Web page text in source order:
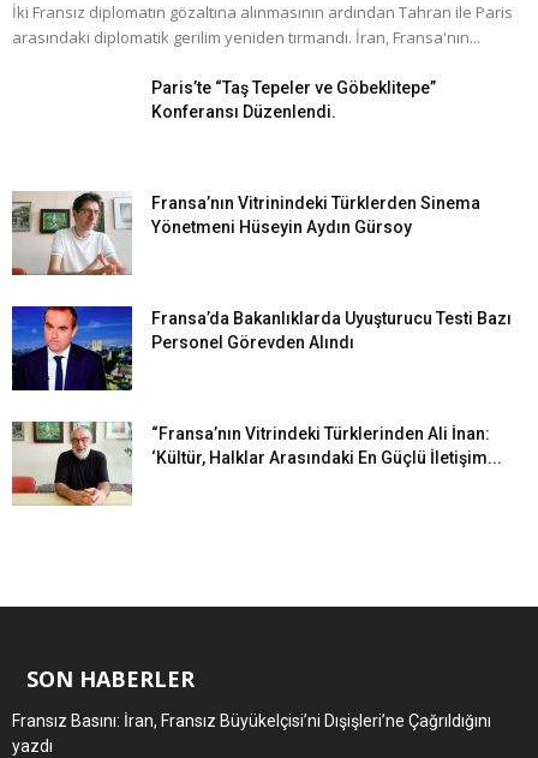
İki Fransız diplomatın gözaltına alınmasının ardından Tahran ile Paris
arasındaki diplomatik gerilim yeniden tırmandı. İran, Fransa'nın...
Paris’te “Taş Tepeler ve Göbeklitepe”
Konferansı Düzenlendi.
Fransa’nın Vitrinindeki Türklerden Sinema
Yönetmeni Hüseyin Aydın Gürsoy
Fransa’da Bakanlıklarda Uyuşturucu Testi Bazı
Personel Görevden Alındı
“Fransa’nın Vitrindeki Türklerinden Ali İnan:
‘Kültür, Halklar Arasındaki En Güçlü İletişim...
SON HABERLER
Fransız Basını: İran, Fransız Büyükelçisi’ni Dışişleri’ne Çağrıldığını
yazdı